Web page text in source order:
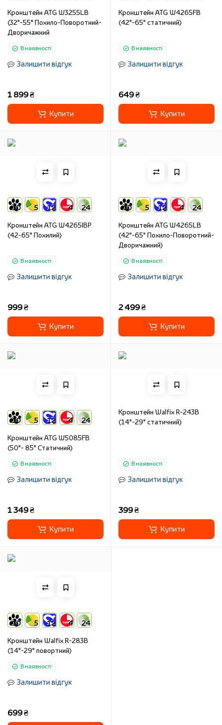
Кронштейн ATG W3255LB
(32"-55" Похило-Поворотний-
Дворичажний
В наявності
Залишити відгук
1 899 ₴
Купити
Кронштейн ATG W4265FB
(42"-65" статичний)
В наявності
Залишити відгук
649 ₴
Купити
10 5 12 4 24
Кронштейн ATG W4265IBP
(42-65" Похилий)
В наявності
Залишити відгук
999 ₴
Купити
10 5 12 4 24
Кронштейн ATG W4265LB
(42"-65" Похило-Поворотний-
Дворичажний)
В наявності
Залишити відгук
2 499 ₴
Купити
10 5 12 4 24
Кронштейн ATG W5085FB
(50"- 85" Статичний)
В наявності
Залишити відгук
1 349 ₴
Купити
Кронштейн Walfix R-243B
(14"-29" статичний)
В наявності
Залишити відгук
399 ₴
Купити
10 5 12 4 24
Кронштейн Walfix R-283B
(14"-29" повортний)
В наявності
Залишити відгук
699 ₴